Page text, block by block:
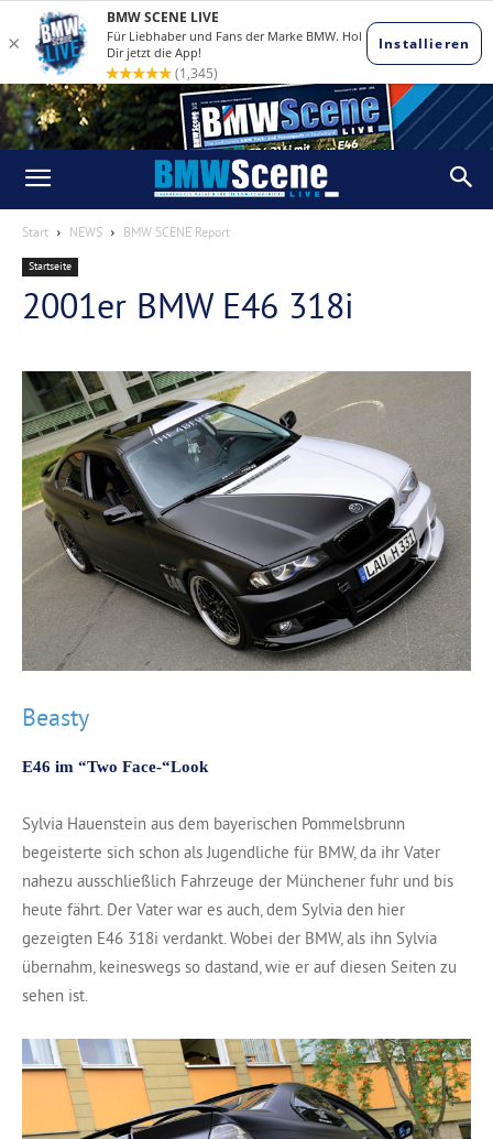
Start NEWS BMW SCENE Report
Startseite
2001er BMW E46 318i
Beasty
E46 im “Two Face-“Look
Sylvia Hauenstein aus dem bayerischen Pommelsbrunn
begeisterte sich schon als Jugendliche für BMW, da ihr Vater
nahezu ausschließlich Fahrzeuge der Münchener fuhr und bis
heute fährt. Der Vater war es auch, dem Sylvia den hier
gezeigten E46 318i verdankt. Wobei der BMW, als ihn Sylvia
übernahm, keineswegs so dastand, wie er auf diesen Seiten zu
sehen ist.